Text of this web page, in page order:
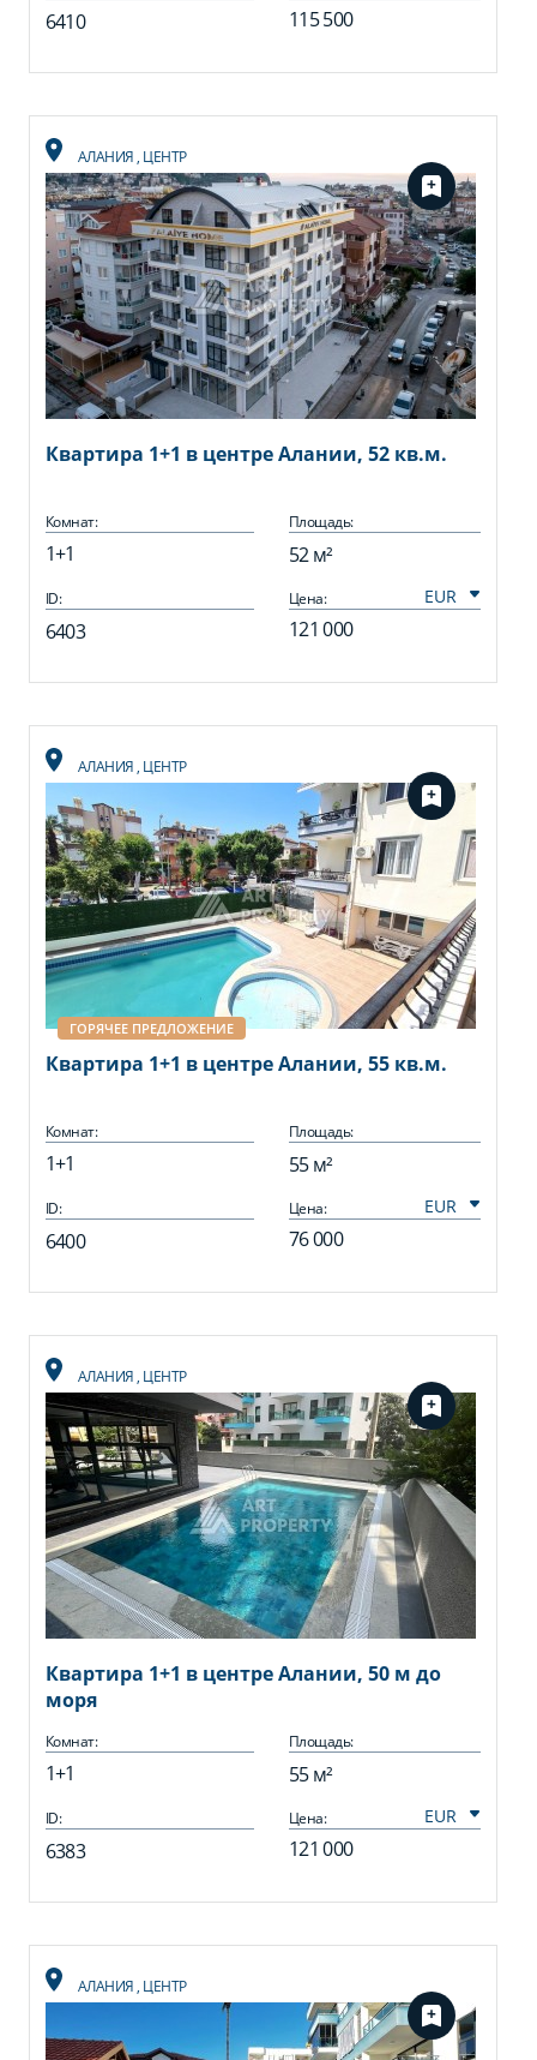
6410 115 500
АЛАНИЯ, ЦЕНТР
Квартира 1+1 в центре Алании, 52 кв.м.
Комнат:
1+1
Площадь:
52 м²
ID:
6403
Цена:
121 000
АЛАНИЯ, ЦЕНТР
ГОРЯЧЕЕ ПРЕДЛОЖЕНИЕ
Квартира 1+1 в центре Алании, 55 кв.м.
Комнат:
1+1
Площадь:
55 м²
ID:
6400
Цена:
76 000
АЛАНИЯ, ЦЕНТР
Квартира 1+1 в центре Алании, 50 м до
моря
Комнат:
1+1
Площадь:
55 м²
ID:
6383
Цена:
121 000
АЛАНИЯ, ЦЕНТР